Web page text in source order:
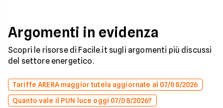
Argomenti in evidenza
Scopri le risorse di Facile.it sugli argomenti più discussi
del settore energetico.
Tariffe ARERA maggior tutela aggiornate al 07/08/2026
Quanto vale il PUN luce oggi 07/08/2026?